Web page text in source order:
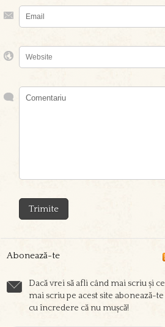
Abonează-te
Dacă vrei să afli când mai scriu și ce
mai scriu pe acest site abonează-te
cu încredere că nu mușcă!